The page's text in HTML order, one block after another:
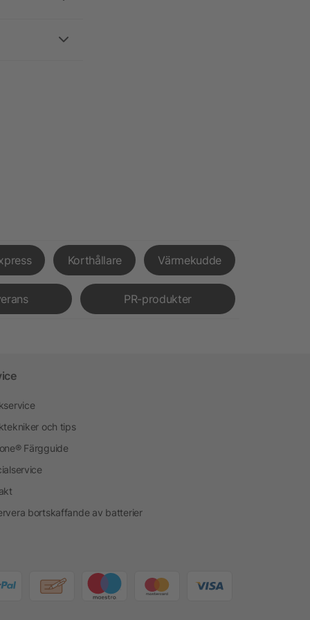
Korthållare Värmekudde
PR-produkter
och tips
Färgguide
bortskaffande av batterier